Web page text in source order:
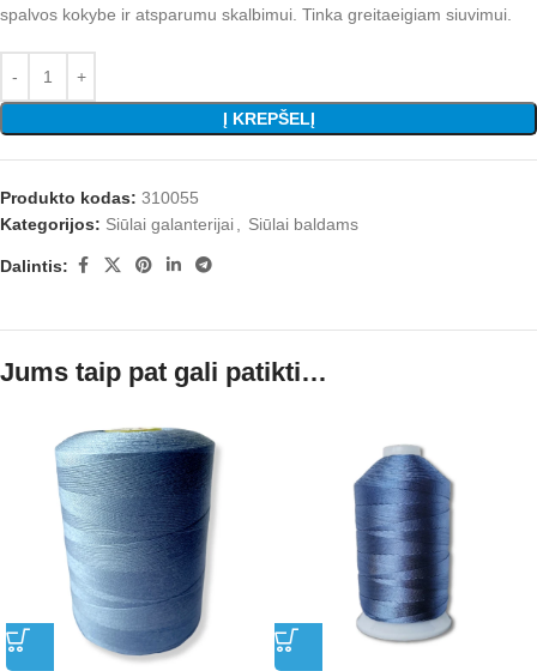
spalvos kokybe ir atsparumu skalbimui. Tinka greitaeigiam siuvimui.
Į KREPŠELĮ
Produkto kodas: 310055
Kategorijos: Siūlai galanterijai, Siūlai baldams
Dalintis:
Jums taip pat gali patikti…